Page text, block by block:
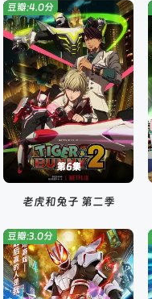
第6集
豆瓣:4.0分
老虎和兔子 第二季
豆瓣:3.0分